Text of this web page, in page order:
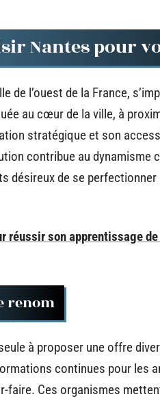
Nantes pour
de l’ouest de la France,
au cœur de la ville, à
stratégique et son
contribue au dynamisme
désireux de se
réussir son apprentissage
renom
seule à proposer une offre
continues pour les
faire. Ces organismes